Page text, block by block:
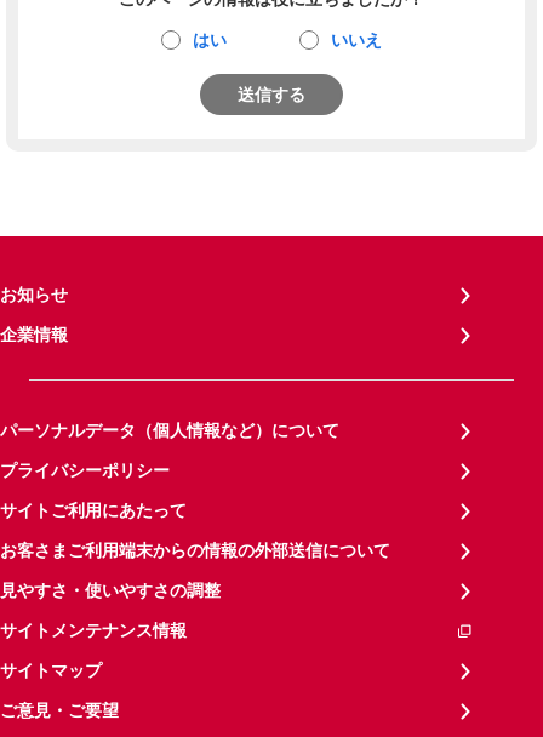
はい いいえ
送信する
お知らせ
企業情報
パーソナルデータ（個人情報など）について
プライバシーポリシー
サイトご利用にあたって
お客さまご利用端末からの情報の外部送信について
見やすさ・使いやすさの調整
サイトメンテナンス情報
サイトマップ
ご意見・ご要望